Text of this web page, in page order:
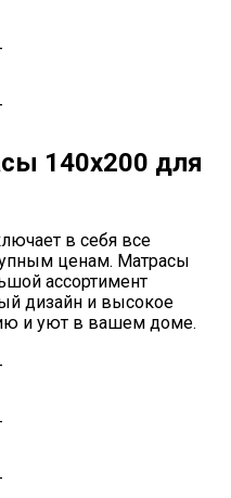
140х200 для
в себя все
ценам. Матрасы
ассортимент
дизайн и высокое
и уют в вашем доме.